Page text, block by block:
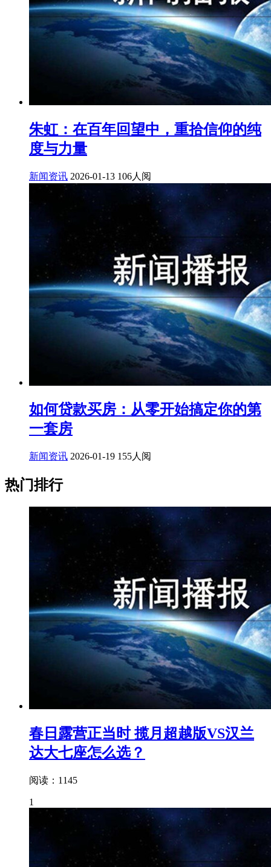
朱虹：在百年回望中，重拾信仰的纯
度与力量
新闻资讯 2026-01-13 106人阅
如何贷款买房：从零开始搞定你的第
一套房
新闻资讯 2026-01-19 155人阅
热门排行
春日露营正当时 揽月超越版VS汉兰
达大七座怎么选？
阅读：1145
1